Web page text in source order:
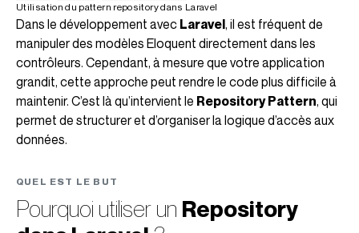
Utilisation du pattern repository dans Laravel
Dans le développement avec Laravel, il est fréquent de
manipuler des modèles Eloquent directement dans les
contrôleurs. Cependant, à mesure que votre application
grandit, cette approche peut rendre le code plus difficile à
maintenir. C’est là qu’intervient le Repository Pattern, qui
permet de structurer et d’organiser la logique d’accès aux
données.
QUEL EST LE BUT
Pourquoi utiliser un Repository